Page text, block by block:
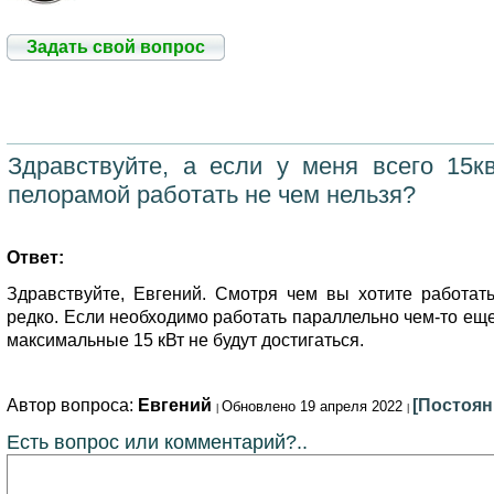
Задать свой вопрос
Здравствуйте, а если у меня всего
пелорамой работать не чем нельзя?
Ответ:
Здравствуйте, Евгений. Смотря чем вы хотите
редко. Если необходимо работать параллельно чем-то
максимальные 15 кВт не будут достигаться.
Автор вопроса: Евгений Обновлено 19 апреля 2022
Есть вопрос или комментарий?..